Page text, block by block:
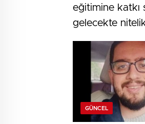
eğitimine katkı
gelecekte
GÜNCEL